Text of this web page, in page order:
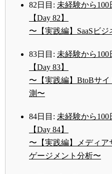
82日目: 未経験から
【Day 82】
〜【実践編】SaaSビ
83日目: 未経験から
【Day 83】
〜【実践編】BtoBサ
測〜
84日目: 未経験から
【Day 84】
〜【実践編】メディ
ゲージメント分析〜